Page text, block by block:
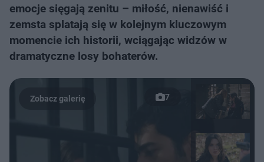
emocje sięgają zenitu – miłość, nienawiść i
zemsta splatają się w kolejnym kluczowym
momencie ich historii, wciągając widzów w
dramatyczne losy bohaterów.
7